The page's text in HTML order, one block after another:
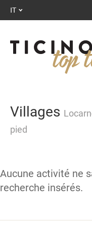
IT
Villages
pied
Aucune activité ne
recherche insérés.